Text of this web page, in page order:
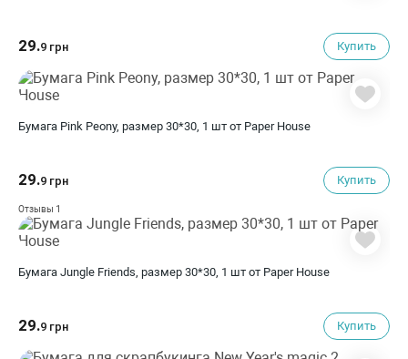
29.9 грн Купить
Бумага Pink Peony, размер 30*30, 1 шт от Paper House
29.9 грн Купить
Отзывы 1
Бумага Jungle Friends, размер 30*30, 1 шт от Paper House
29.9 грн Купить